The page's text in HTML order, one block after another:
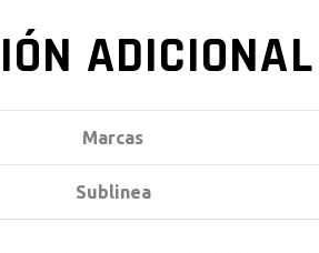
ADICIONAL
Marcas
Sublinea